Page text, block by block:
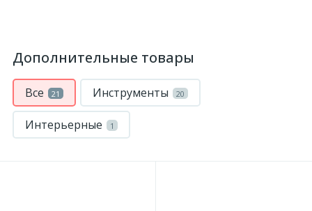
Дополнительные товары
Все 21 Инструменты 20
Интерьерные 1